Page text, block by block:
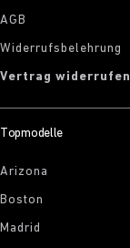
AGB
Widerrufsbelehrung
Vertrag widerrufen
Topmodelle
Arizona
Boston
Madrid